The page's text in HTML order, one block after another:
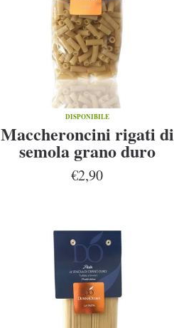
DISPONIBILE
Maccheroncini rigati di
semola grano duro
€2,90